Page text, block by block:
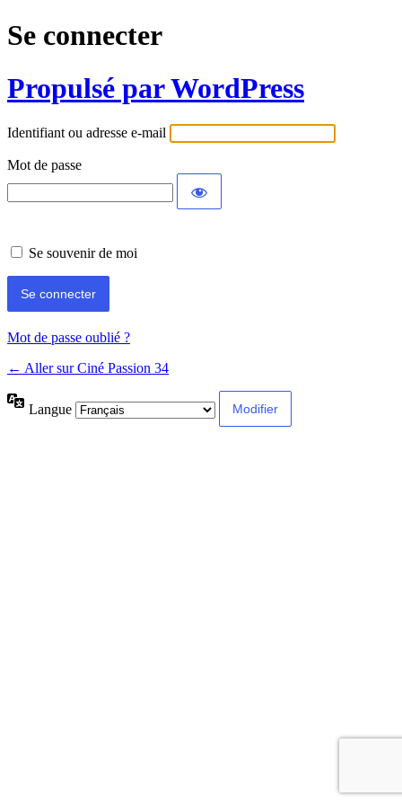
Se connecter
Propulsé par WordPress
Identifiant ou adresse e-mail
Mot de passe
Se souvenir de moi
Mot de passe oublié ?
← Aller sur Ciné Passion 34
Langue